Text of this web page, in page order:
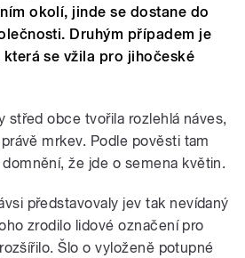
okolí, jinde se dostane do
Druhým případem je
se vžila pro jihočeské
střed obce tvořila rozlehlá náves,
mrkev. Podle pověsti tam
že jde o semena květin.
představovaly jev tak nevídaný
zrodilo lidové označení pro
Šlo o vyloženě potupné